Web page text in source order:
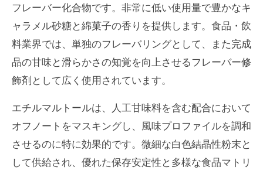
フレーバー化合物です。非常に低い使用量で豊かなキ
ャラメル砂糖と綿菓子の香りを提供します。食品・飲
料業界では、単独のフレーバリングとして、また完成
品の甘味と滑らかさの知覚を向上させるフレーバー修
飾剤として広く使用されています。
エチルマルトールは、人工甘味料を含む配合において
オフノートをマスキングし、風味プロファイルを調和
させるのに特に効果的です。微細な白色結晶性粉末と
して供給され、優れた保存安定性と多様な食品マトリ